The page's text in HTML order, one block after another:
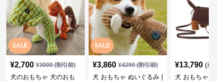
SALE
¥2,700 ¥3000(割引前)
犬のおもちゃ 犬のおも
SALE
¥3,860 ¥4290(割引前)
犬 おもちゃ ぬいぐるみ |
¥13,790 (税
犬 おもちゃ